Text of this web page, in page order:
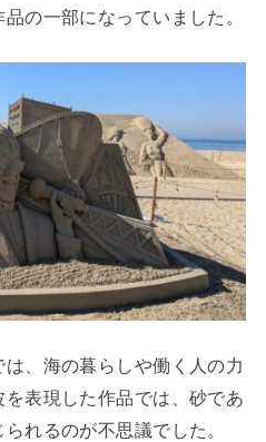
の一部になっていました。
、海の暮らしや働く人の力
表現した作品では、砂であ
れるのが不思議でした。